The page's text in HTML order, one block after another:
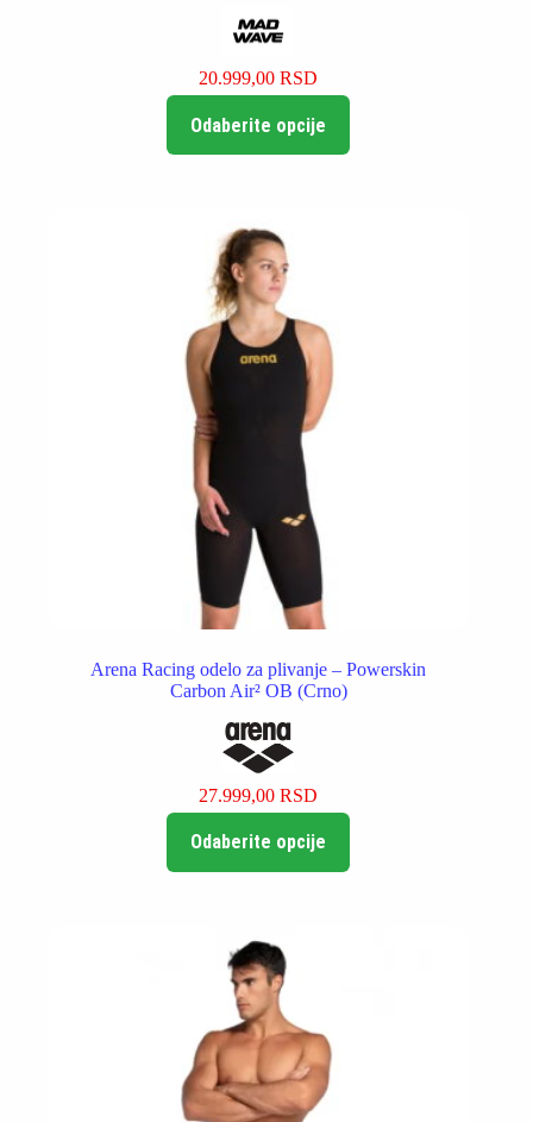
20.999,00RSD
Odaberite opcije
proizvod
mogu
biti
izabrane
na
stranici
proizvoda.
Arena Racing odelo za plivanje – Powerskin
Carbon Air² OB (Crno)
27.999,00RSD
Odaberite opcije
proizvod
mogu
biti
izabrane
na
stranici
proizvoda.